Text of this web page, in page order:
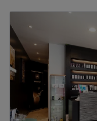
Woensdag
Donderdag
Vrijdag
Zaterdag
Zondag
Diva Institut est un